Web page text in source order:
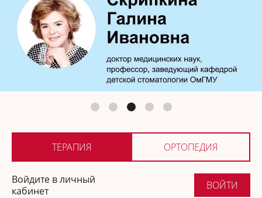
Для стоматологов:
Терапия
ТЕРАПИЯ ОРТОПЕДИЯ
Войдите в личный
кабинет
ВОЙТИ